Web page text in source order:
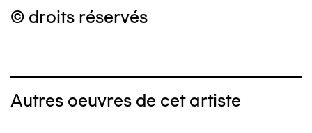
© droits réservés
Autres oeuvres de cet artiste